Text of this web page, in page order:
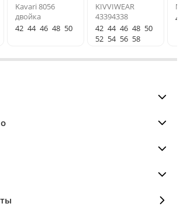
Kavari 8056
двойка
42 44 46 48 50
KIVVIWEAR
43394338
42 44 46 48 50
52 54 56 58